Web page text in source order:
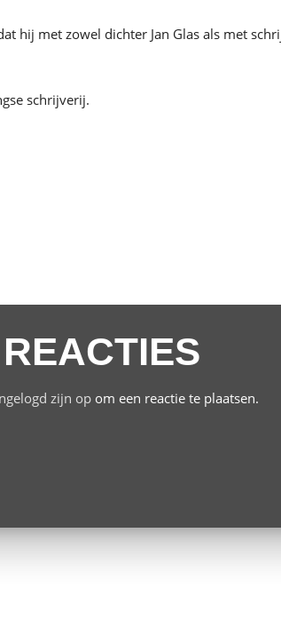
hij met zowel dichter Jan Glas als met
schrijverij.
REACTIES
zijn opom een reactie te plaatsen.